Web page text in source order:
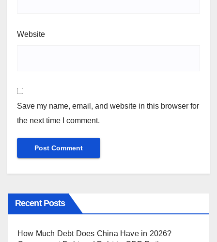
Website
Save my name, email, and website in this browser for
the next time I comment.
Recent Posts
How Much Debt Does China Have in 2026?